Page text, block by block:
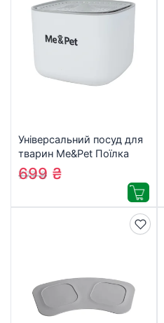
Універсальний посуд для
тварин Me&Pet Поїлка
фонтан 3 л біла (NMP070)
777₴
699 ₴